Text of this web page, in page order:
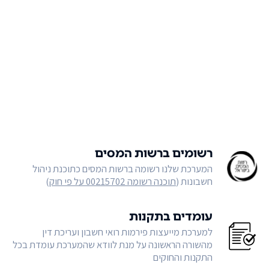
רשומים ברשות המסים
המערכת שלנו רשומה ברשות המסים כתוכנת ניהול
חשבונות (תוכנה רשומה 00215702 על פי חוק )
עומדים בתקנות
למערכת מייעצות פירמות רואי חשבון ועריכת דין
מהשורה הראשונה על מנת לוודא שהמערכת עומדת בכל
התקנות והחוקים